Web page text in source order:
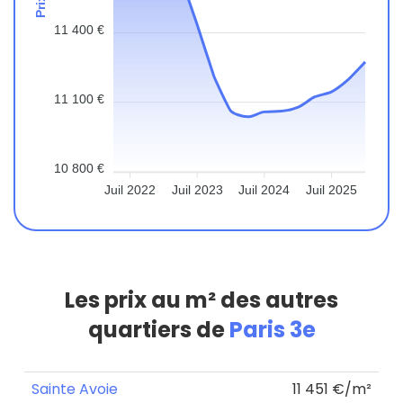
11 400 €
11 100 €
10 800 €
Juil 2022 Juil 2023 Juil 2024 Juil 2025
Les prix au m² des autres
quartiers deParis 3e
Sainte Avoie 11 451 €/m²